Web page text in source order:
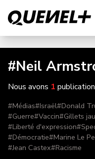
#Neil
Nous avons 1
#Médias#Israël#Donald
#Guerre#Vaccin#Gillets
#Liberté d'expression#
#Démocratie#Marine Le
#Jean Castex#Racisme